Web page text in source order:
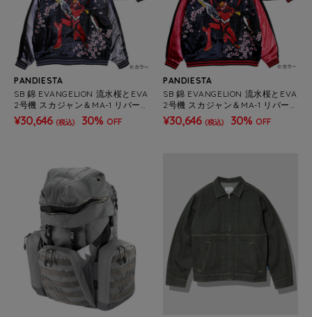
PANDIESTA
SB 錦 EVANGELION 流水桜とEVA
2号機 スカジャン＆MA-1 リバー
シブル ブルゾン グレー(595351
MENS/WOMENS)
¥30,646 (税込) 30% OFF
PANDIESTA
SB 錦 EVANGELION 流水桜とEVA
2号機 スカジャン＆MA-1 リバー
シブル ブルゾン レッド(595351
MENS/WOMENS)
¥30,646 (税込) 30% OFF